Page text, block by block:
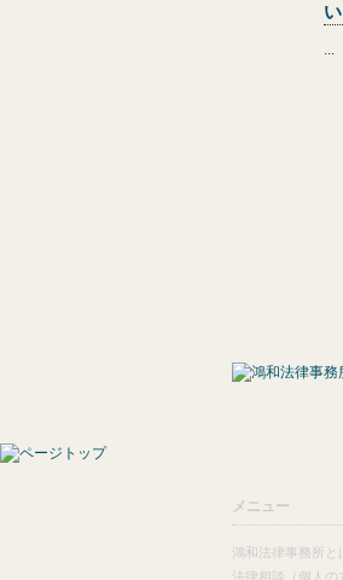
...
メニュー
鴻和法律事務所と
法律相談（個人の